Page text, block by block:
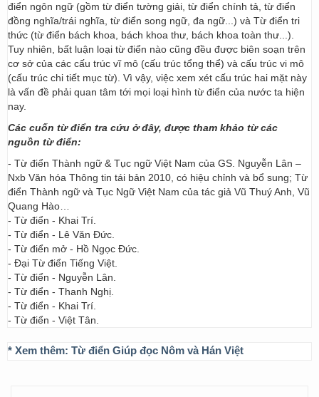
điển ngôn ngữ (gồm từ điển tường giải, từ điển chính tả, từ điển
đồng nghĩa/trái nghĩa, từ điển song ngữ, đa ngữ...) và Từ điển tri
thức (từ điển bách khoa, bách khoa thư, bách khoa toàn thư...).
Tuy nhiên, bất luận loại từ điển nào cũng đều được biên soạn trên
cơ sở của các cấu trúc vĩ mô (cấu trúc tổng thể) và cấu trúc vi mô
(cấu trúc chi tiết mục từ). Vì vậy, việc xem xét cấu trúc hai mặt này
là vấn đề phải quan tâm tới mọi loại hình từ điển của nước ta hiện
nay.
Các cuốn từ điển tra cứu ở đây, được tham khảo từ các
nguồn từ điển:
- Từ điển Thành ngữ & Tục ngữ Việt Nam của GS. Nguyễn Lân –
Nxb Văn hóa Thông tin tái bản 2010, có hiệu chỉnh và bổ sung; Từ
điển Thành ngữ và Tục Ngữ Việt Nam của tác giả Vũ Thuý Anh, Vũ
Quang Hào…
- Từ điển - Khai Trí.
- Từ điển - Lê Văn Đức.
- Từ điển mở - Hồ Ngọc Đức.
- Đại Từ điển Tiếng Việt.
- Từ điển - Nguyễn Lân.
- Từ điển - Thanh Nghị.
- Từ điển - Khai Trí.
- Từ điển - Việt Tân.
* Xem thêm: Từ điển Giúp đọc Nôm và Hán Việt